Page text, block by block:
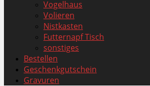
Vogelhaus
Volieren
Nistkasten
Futternapf Tisch
sonstiges
Bestellen
Geschenkgutschein
Gravuren